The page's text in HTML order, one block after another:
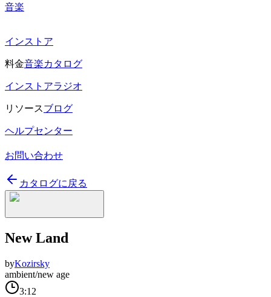
音楽
インストア
料金音楽カタログ
インストアラジオ
リソースブログ
ヘルプセンター
お問い合わせ
カタログに戻る
New Land
byKozirsky
ambient/new age
3:12